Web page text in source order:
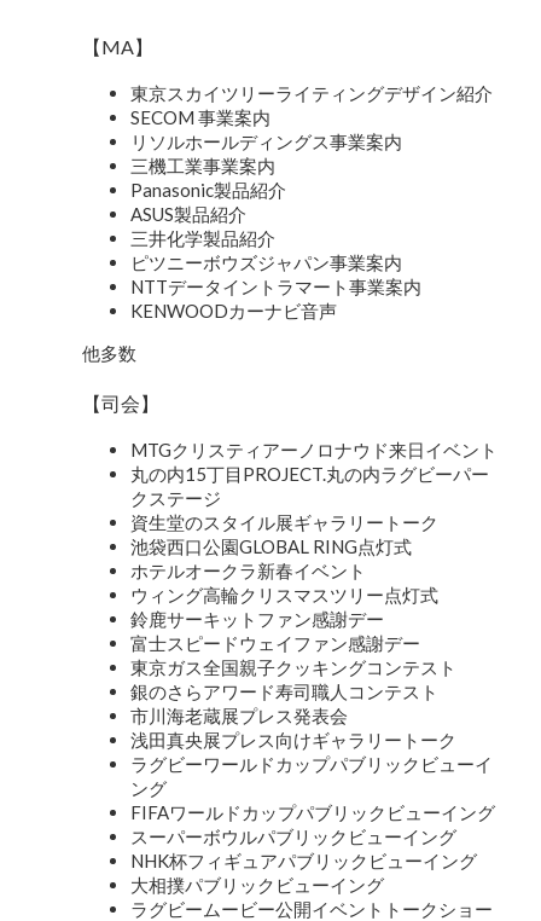
【MA】
東京スカイツリーライティングデザイン紹介
SECOM 事業案内
リソルホールディングス事業案内
三機工業事業案内
Panasonic製品紹介
ASUS製品紹介
三井化学製品紹介
ピツニーボウズジャパン事業案内
NTTデータイントラマート事業案内
KENWOODカーナビ音声
他多数
【司会】
MTGクリスティアーノロナウド来日イベント
丸の内15丁目PROJECT.丸の内ラグビーパー
クステージ
資生堂のスタイル展ギャラリートーク
池袋西口公園GLOBAL RING点灯式
ホテルオークラ新春イベント
ウィング高輪クリスマスツリー点灯式
鈴鹿サーキットファン感謝デー
富士スピードウェイファン感謝デー
東京ガス全国親子クッキングコンテスト
銀のさらアワード寿司職人コンテスト
市川海老蔵展プレス発表会
浅田真央展プレス向けギャラリートーク
ラグビーワールドカップパブリックビューイ
ング
FIFAワールドカップパブリックビューイング
スーパーボウルパブリックビューイング
NHK杯フィギュアパブリックビューイング
大相撲パブリックビューイング
ラグビームービー公開イベントトークショー